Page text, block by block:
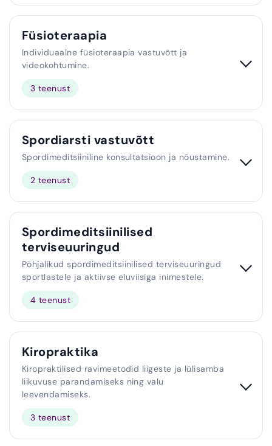
Füsioteraapia
Individuaalne füsioteraapia vastuvõtt ja
videokohtumine.
3 teenust
Spordiarsti vastuvõtt
Spordimeditsiiniline konsultatsioon ja nõustamine.
2 teenust
Spordimeditsiinilised
terviseuuringud
Põhjalikud spordimeditsiinilised terviseuuringud
sportlastele ja aktiivse eluviisiga inimestele.
4 teenust
Kiropraktika
Kiropraktilised ravimeetodid liigeste ja lülisamba
liikuvuse parandamiseks ning valu
leevendamiseks.
3 teenust